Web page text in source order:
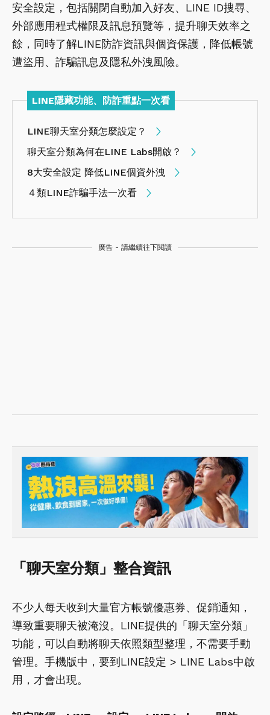
安全設定，包括關閉自動加入好友、LINE ID搜尋、
外部應用程式權限及訊息預覽等，提升聊天效率之
餘，同時了解LINE防詐資訊與個資保護，降低帳號
遭盜用、詐騙訊息及隱私外洩風險。
LINE隱藏功能、防詐重點一次看
LINE聊天室分類怎麼設定？
聊天室分類為何在LINE Labs開啟？
8大安全設定 降低LINE個資外洩
４類LINE詐騙手法一次看
廣告 - 請繼續往下閱讀
「聊天室分類」整合資訊
不少人每天收到大量官方帳號優惠券、促銷通知，
導致重要聊天被淹沒。LINE提供的「聊天室分類」
功能，可以自動將聊天依照類型整理，不需要手動
管理。手機版中，要到LINE設定 > LINE Labs中啟
用，才會出現。